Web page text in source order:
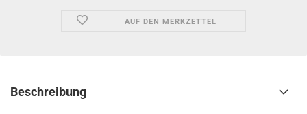
AUF DEN MERKZETTEL
Beschreibung